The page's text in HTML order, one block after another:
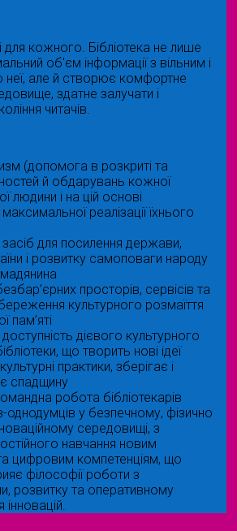
і для кожного. Бібліотека не лише
об'єм інформації з вільним і
неї, але й створює комфортне
здатне залучати і
читачів.
(допомога в розкриті та
й обдарувань кожної
людини і на цій основі
реалізації їхнього
засіб для посилення держави,
і розвитку самоповаги народу
просторів, сервісів та
культурного розмаїття
пам’яті
доступність дієвого культурного
що творить нові ідеї
практики, зберігає і
спадщину
робота бібліотекарів
однодумців у безпечному, фізично
середовищі, з
навчання новим
цифровим компетенціям, що
філософії роботи з
розвитку та оперативному